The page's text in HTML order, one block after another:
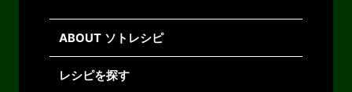
ABOUT ソトレシピ
レシピを探す